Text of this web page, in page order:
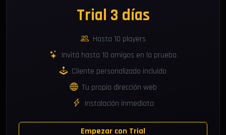
Trial 3 días
Hasta 10 players
Invitá hasta 10 amigos en la prueba
Cliente personalizado incluido
Tu propia dirección web
Instalación inmediata
Empezar con Trial